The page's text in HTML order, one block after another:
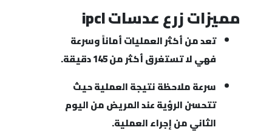
مميزات زرع عدسات ipcl
تعد من أكثر العمليات أماناً وسرعة
فهي لا تستغرق أكثر من 145 دقيقة.
سرعة ملاحظة نتيجة العملية حيث
تتحسن الرؤية عند المريض من اليوم
الثاني من إجراء العملية.